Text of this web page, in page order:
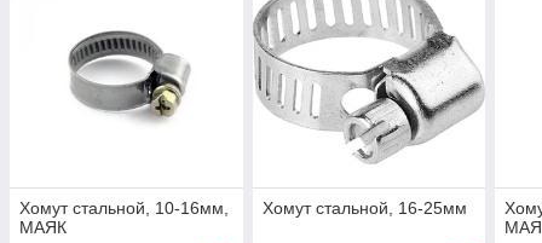
Хомут стальной, 10-16мм,
МАЯК
Хомут стальной, 16-25мм